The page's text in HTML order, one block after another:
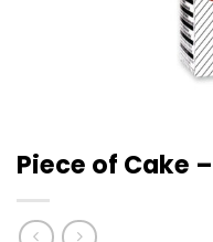
Piece of Cake